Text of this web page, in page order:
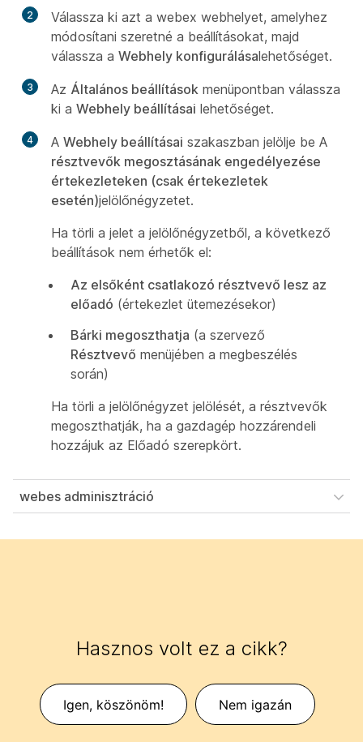
2
Válassza ki azt a webex webhelyet, amelyhez
módosítani szeretné a beállításokat, majd
válassza a Webhely konfigurálásalehetőséget.
3 Az Általános beállítások menüpontban válassza
ki a Webhely beállításai lehetőséget.
4 A Webhely beállításai szakaszban jelölje be A
résztvevők megosztásának engedélyezése
értekezleteken (csak értekezletek
esetén)jelölőnégyzetet.
Ha törli a jelet a jelölőnégyzetből, a következő
beállítások nem érhetők el:
Az elsőként csatlakozó résztvevő lesz az
előadó (értekezlet ütemezésekor)
Bárki megoszthatja (a szervező
Résztvevő menüjében a megbeszélés
során)
Ha törli a jelölőnégyzet jelölését, a résztvevők
megoszthatják, ha a gazdagép hozzárendeli
hozzájuk az Előadó szerepkört.
webes adminisztráció
Hasznos volt ez a cikk?
Igen, köszönöm! Nem igazán